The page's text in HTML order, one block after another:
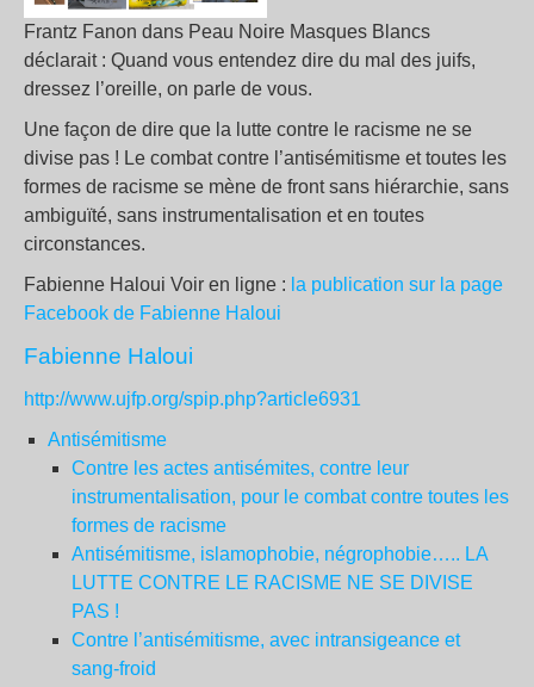
Frantz Fanon dans Peau Noire Masques Blancs
déclarait : Quand vous entendez dire du mal des juifs,
dressez l’oreille, on parle de vous.
Une façon de dire que la lutte contre le racisme ne se
divise pas ! Le combat contre l’antisémitisme et toutes les
formes de racisme se mène de front sans hiérarchie, sans
ambiguïté, sans instrumentalisation et en toutes
circonstances.
Fabienne Haloui Voir en ligne : la publication sur la page
Facebook de Fabienne Haloui
Fabienne Haloui
http://www.ujfp.org/spip.php?article6931
Antisémitisme
Contre les actes antisémites, contre leur
instrumentalisation, pour le combat contre toutes les
formes de racisme
Antisémitisme, islamophobie, négrophobie….. LA
LUTTE CONTRE LE RACISME NE SE DIVISE
PAS !
Contre l’antisémitisme, avec intransigeance et
sang-froid